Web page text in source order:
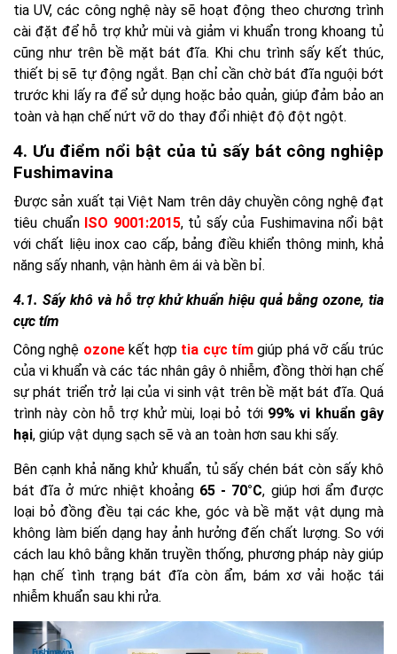
tia UV, các công nghệ này sẽ hoạt động theo chương trình
cài đặt để hỗ trợ khử mùi và giảm vi khuẩn trong khoang tủ
cũng như trên bề mặt bát đĩa. Khi chu trình sấy kết thúc,
thiết bị sẽ tự động ngắt. Bạn chỉ cần chờ bát đĩa nguội bớt
trước khi lấy ra để sử dụng hoặc bảo quản, giúp đảm bảo an
toàn và hạn chế nứt vỡ do thay đổi nhiệt độ đột ngột.
4. Ưu điểm nổi bật của tủ sấy bát công nghiệp
Fushimavina
Được sản xuất tại Việt Nam trên dây chuyền công nghệ đạt
tiêu chuẩn ISO 9001:2015, tủ sấy của Fushimavina nổi bật
với chất liệu inox cao cấp, bảng điều khiển thông minh, khả
năng sấy nhanh, vận hành êm ái và bền bỉ.
4.1. Sấy khô và hỗ trợ khử khuẩn hiệu quả bằng ozone, tia
cực tím
Công nghệ ozonekết hợptia cực tímgiúp phá vỡ cấu trúc
của vi khuẩn và các tác nhân gây ô nhiễm, đồng thời hạn chế
sự phát triển trở lại của vi sinh vật trên bề mặt bát đĩa. Quá
trình này còn hỗ trợ khử mùi, loại bỏ tới 99% vi khuẩn gây
hại, giúp vật dụng sạch sẽ và an toàn hơn sau khi sấy.
Bên cạnh khả năng khử khuẩn, tủ sấy chén bát còn sấy khô
bát đĩa ở mức nhiệt khoảng65 - 70°C, giúp hơi ẩm được
loại bỏ đồng đều tại các khe, góc và bề mặt vật dụng mà
không làm biến dạng hay ảnh hưởng đến chất lượng. So với
cách lau khô bằng khăn truyền thống, phương pháp này giúp
hạn chế tình trạng bát đĩa còn ẩm, bám xơ vải hoặc tái
nhiễm khuẩn sau khi rửa.